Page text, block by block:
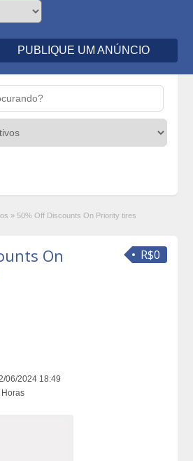
PUBLIQUE UM ANÚNCIO
» 50% Off Discounts On Priority tires
R$0
On
06/2024 18:49